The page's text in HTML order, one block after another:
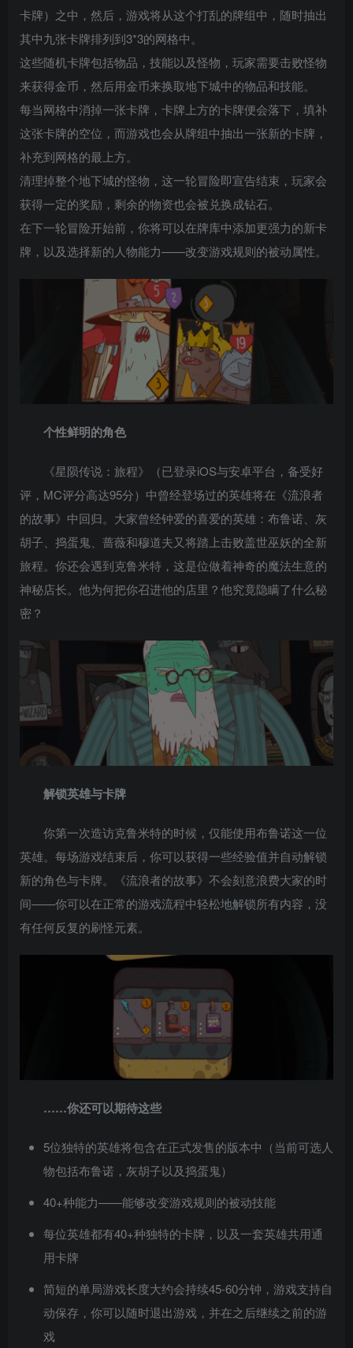
卡牌）之中，然后，游戏将从这个打乱的牌组中，随时抽出
其中九张卡牌排列到3*3的网格中。
这些随机卡牌包括物品，技能以及怪物，玩家需要击败怪物
来获得金币，然后用金币来换取地下城中的物品和技能。
每当网格中消掉一张卡牌，卡牌上方的卡牌便会落下，填补
这张卡牌的空位，而游戏也会从牌组中抽出一张新的卡牌，
补充到网格的最上方。
清理掉整个地下城的怪物，这一轮冒险即宣告结束，玩家会
获得一定的奖励，剩余的物资也会被兑换成钻石。
在下一轮冒险开始前，你将可以在牌库中添加更强力的新卡
牌，以及选择新的人物能力——改变游戏规则的被动属性。
个性鲜明的角色
《星陨传说：旅程》（已登录iOS与安卓平台，备受好
评，MC评分高达95分）中曾经登场过的英雄将在《流浪者
的故事》中回归。大家曾经钟爱的喜爱的英雄：布鲁诺、灰
胡子、捣蛋鬼、蔷薇和穆道夫又将踏上击败盖世巫妖的全新
旅程。你还会遇到克鲁米特，这是位做着神奇的魔法生意的
神秘店长。他为何把你召进他的店里？他究竟隐瞒了什么秘
密？
解锁英雄与卡牌
你第一次造访克鲁米特的时候，仅能使用布鲁诺这一位
英雄。每场游戏结束后，你可以获得一些经验值并自动解锁
新的角色与卡牌。《流浪者的故事》不会刻意浪费大家的时
间——你可以在正常的游戏流程中轻松地解锁所有内容，没
有任何反复的刷怪元素。
……你还可以期待这些
5位独特的英雄将包含在正式发售的版本中（当前可选人
物包括布鲁诺，灰胡子以及捣蛋鬼）
40+种能力——能够改变游戏规则的被动技能
每位英雄都有40+种独特的卡牌，以及一套英雄共用通
用卡牌
简短的单局游戏长度大约会持续45-60分钟，游戏支持自
动保存，你可以随时退出游戏，并在之后继续之前的游
戏